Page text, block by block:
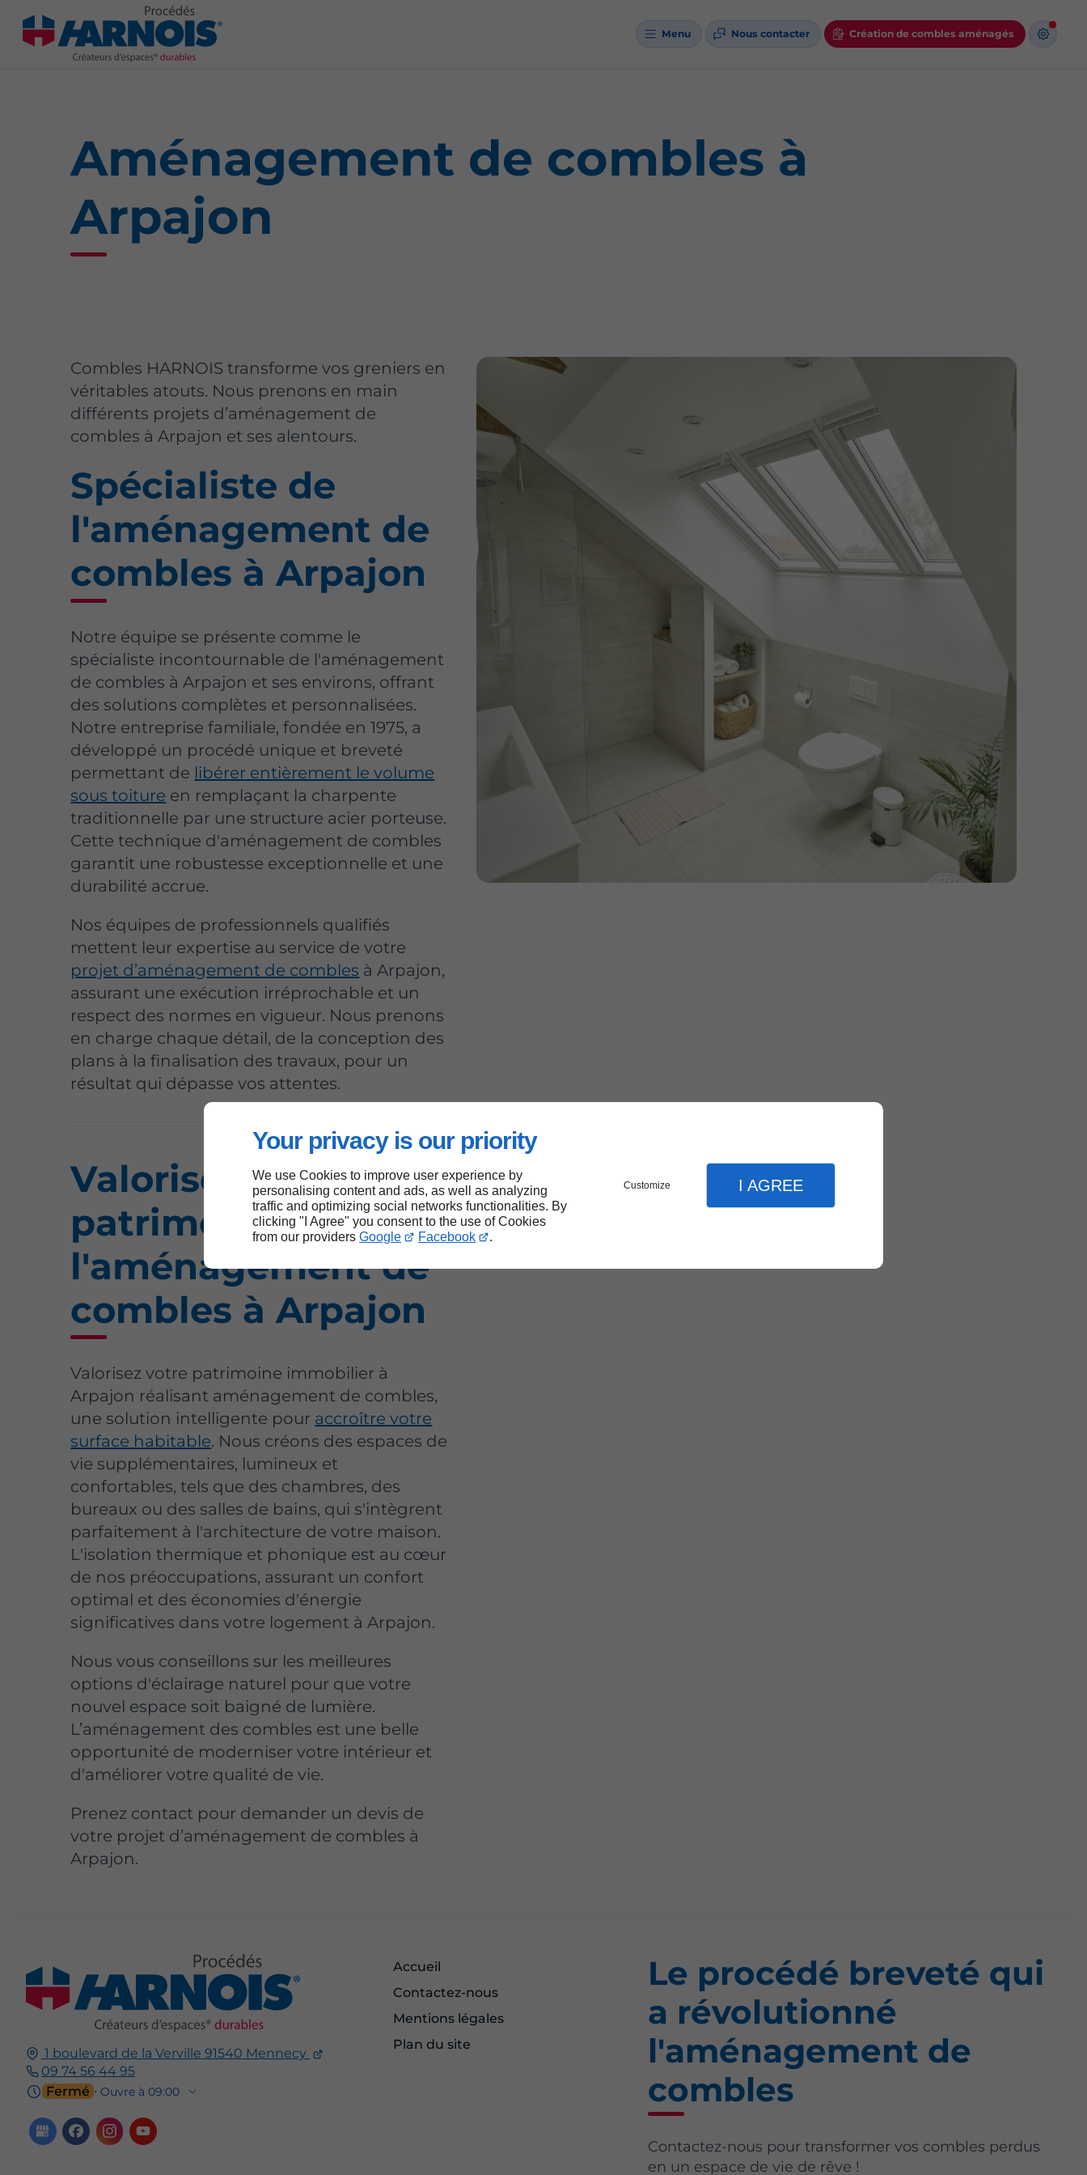
Your privacy is our priority
We use Cookies to improve user experience by
personalising content and ads, as well as analyzing
traffic and optimizing social networks functionalities. By
clicking "I Agree" you consent to the use of Cookies
from our providers Google Facebook .
Customize I AGREE
Menu Nous contacter Création de combles aménagés
Aménagement de combles à
Arpajon
Combles HARNOIS transforme vos greniers en
véritables atouts. Nous prenons en main
différents projets d’aménagement de
combles à Arpajon et ses alentours.
Spécialiste de
l'aménagement de
combles à Arpajon
Notre équipe se présente comme le
spécialiste incontournable de l'aménagement
de combles à Arpajon et ses environs, offrant
des solutions complètes et personnalisées.
Notre entreprise familiale, fondée en 1975, a
développé un procédé unique et breveté
permettant de libérer entièrement le volume
sous toiture en remplaçant la charpente
traditionnelle par une structure acier porteuse.
Cette technique d'aménagement de combles
garantit une robustesse exceptionnelle et une
durabilité accrue.
Nos équipes de professionnels qualifiés
mettent leur expertise au service de votre
projet d’aménagement de combles à Arpajon,
assurant une exécution irréprochable et un
respect des normes en vigueur. Nous prenons
en charge chaque détail, de la conception des
plans à la finalisation des travaux, pour un
résultat qui dépasse vos attentes.
Valoriser son
patrimoine avec
l'aménagement de
combles à Arpajon
Valorisez votre patrimoine immobilier à
Arpajon réalisant aménagement de combles,
une solution intelligente pour accroître votre
surface habitable. Nous créons des espaces de
vie supplémentaires, lumineux et
confortables, tels que des chambres, des
bureaux ou des salles de bains, qui s'intègrent
parfaitement à l'architecture de votre maison.
L'isolation thermique et phonique est au cœur
de nos préoccupations, assurant un confort
optimal et des économies d'énergie
significatives dans votre logement à Arpajon.
Nous vous conseillons sur les meilleures
options d'éclairage naturel pour que votre
nouvel espace soit baigné de lumière.
L’aménagement des combles est une belle
opportunité de moderniser votre intérieur et
d'améliorer votre qualité de vie.
Prenez contact pour demander un devis de
votre projet d’aménagement de combles à
Arpajon.
1 boulevard de la Verville 91540 Mennecy
09 74 56 44 95
Fermé ⋅ Ouvre à 09:00
Accueil
Contactez-nous
Mentions légales
Plan du site
Le procédé breveté qui
a révolutionné
l'aménagement de
combles
Contactez-nous pour transformer vos combles perdus
en un espace de vie de rêve !